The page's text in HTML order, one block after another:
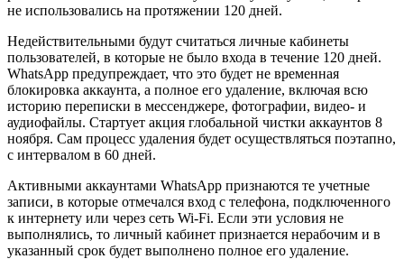
не использовались на протяжении 120 дней.
Недействительными будут считаться личные кабинеты
пользователей, в которые не было входа в течение 120 дней.
WhatsApp предупреждает, что это будет не временная
блокировка аккаунта, а полное его удаление, включая всю
историю переписки в мессенджере, фотографии, видео- и
аудиофайлы. Стартует акция глобальной чистки аккаунтов 8
ноября. Сам процесс удаления будет осуществляться поэтапно,
с интервалом в 60 дней.
Активными аккаунтами WhatsApp признаются те учетные
записи, в которые отмечался вход с телефона, подключенного
к интернету или через сеть Wi-Fi. Если эти условия не
выполнялись, то личный кабинет признается нерабочим и в
указанный срок будет выполнено полное его удаление.